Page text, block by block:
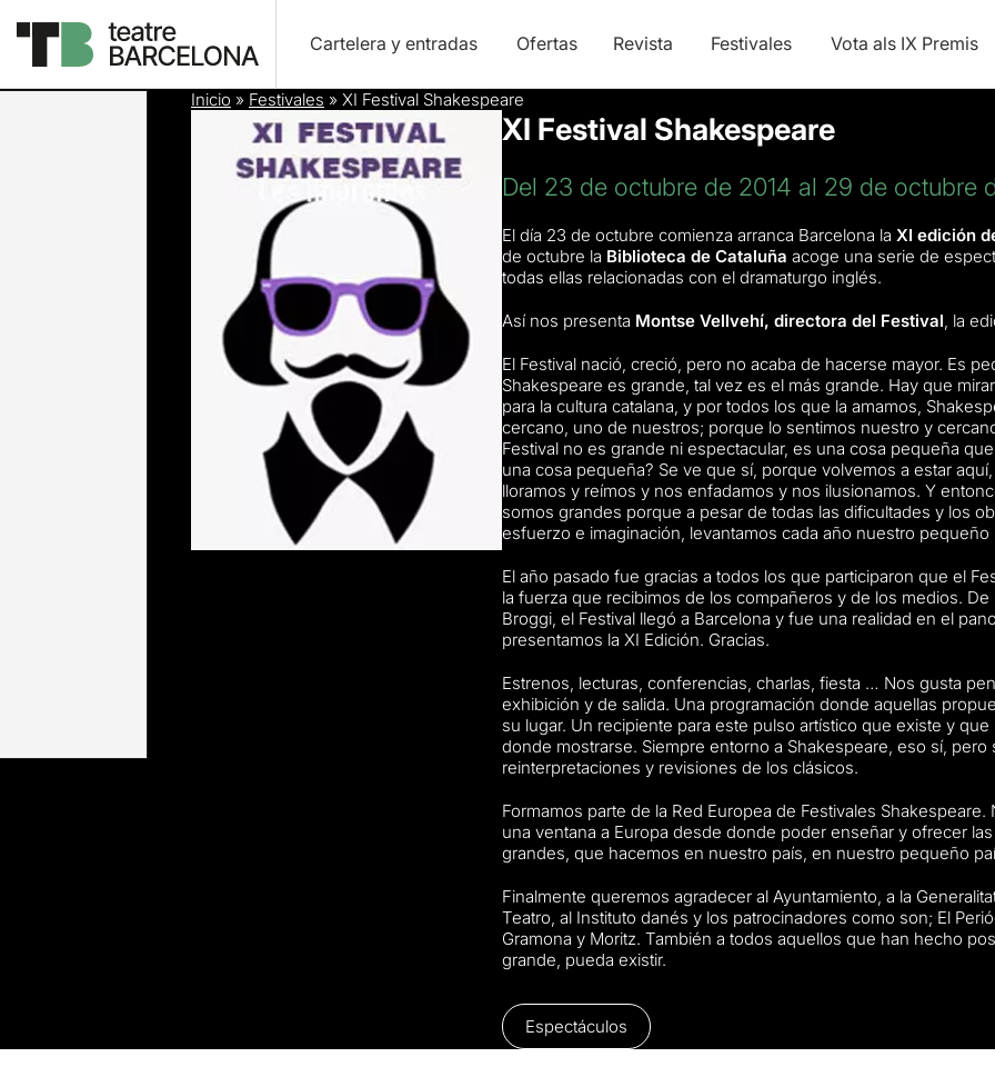
Cartelera y entradas Ofertas Revista Festivales Vota als IX Premis
Inicio » Festivales » XI Festival Shakespeare
XI Festival Shakespeare
Del 23 de octubre de 2014 al 29 de octubre
El día 23 de octubre comienza arranca Barcelona la XI edición
de octubre la Biblioteca de Cataluña acoge una serie de
todas ellas relacionadas con el dramaturgo inglés.
Así nos presenta Montse Vellvehí, directora del Festival, la
El Festival nació, creció, pero no acaba de hacerse mayor. Es
Shakespeare es grande, tal vez es el más grande. Hay que
para la cultura catalana, y por todos los que la amamos,
cercano, uno de nuestros; porque lo sentimos nuestro y
Festival no es grande ni espectacular, es una cosa pequeña
una cosa pequeña? Se ve que sí, porque volvemos a estar
lloramos y reímos y nos enfadamos y nos ilusionamos. Y
somos grandes porque a pesar de todas las dificultades y los
esfuerzo e imaginación, levantamos cada año nuestro
El año pasado fue gracias a todos los que participaron que el
la fuerza que recibimos de los compañeros y de los medios. De
Broggi, el Festival llegó a Barcelona y fue una realidad en el
presentamos la XI Edición. Gracias.
Estrenos, lecturas, conferencias, charlas, fiesta … Nos gusta
exhibición y de salida. Una programación donde aquellas
su lugar. Un recipiente para este pulso artístico que existe y
donde mostrarse. Siempre entorno a Shakespeare, eso sí,
reinterpretaciones y revisiones de los clásicos.
Formamos parte de la Red Europea de Festivales
una ventana a Europa desde donde poder enseñar y ofrecer
grandes, que hacemos en nuestro país, en nuestro pequeño
Finalmente queremos agradecer al Ayuntamiento, a la
Teatro, al Instituto danés y los patrocinadores como son; El
Gramona y Moritz. También a todos aquellos que han hecho
grande, pueda existir.
Espectáculos